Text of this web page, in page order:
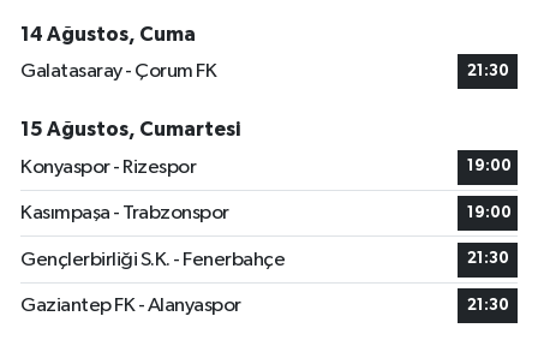
14 Ağustos, Cuma
Galatasaray - Çorum FK
21:30
15 Ağustos, Cumartesi
Konyaspor - Rizespor
19:00
Kasımpaşa - Trabzonspor 19:00
Gençlerbirliği S.K. - Fenerbahçe 21:30
Gaziantep FK - Alanyaspor 21:30